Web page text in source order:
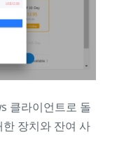
클라이언트로 돌
장치와 잔여 사